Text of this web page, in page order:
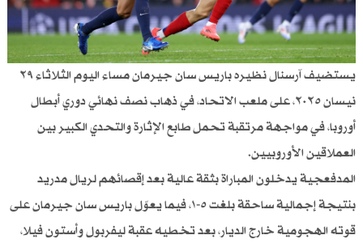
يستضيف آرسنال نظيره باريس سان جيرمان مساء اليوم الثلاثاء ٢٩
نيسان ٢٠٢٥، على ملعب الاتحاد، في ذهاب نصف نهائي دوري أبطال
أوروبا، في مواجهة مرتقبة تحمل طابع الإثارة والتحدي الكبير بين
العملاقين الأوروبيين.
المدفعجية يدخلون المباراة بثقة عالية بعد إقصائهم لريال مدريد
بنتيجة إجمالية ساحقة بلغت ٥-١، فيما يعوّل باريس سان جيرمان على
قوته الهجومية خارج الديار، بعد تخطيه عقبة ليفربول وأستون فيلا،